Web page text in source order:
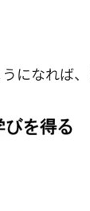
になれば、